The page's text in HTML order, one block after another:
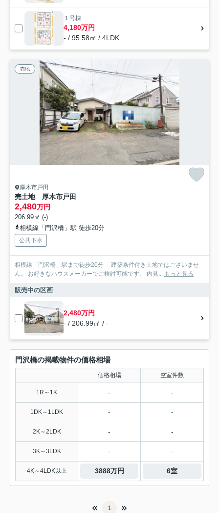
１号棟
4,180万円
- / 95.58㎡ / 4LDK
売地
厚木市戸田
売土地 厚木市戸田
2,480万円
206.99㎡ (-)
相模線「門沢橋」駅 徒歩20分
公共下水
相模線「門沢橋」駅まで徒歩20分 建築条件付き土地ではございませ
ん。 お好きなハウスメーカーでご検討可能です。 内見... もっと見る
販売中の区画
2,480万円
- / 206.99㎡ / -
門沢橋の掲載物件の価格相場
価格相場 空室件数
1R～1K - -
1DK～1LDK - -
2K～2LDK - -
3K～3LDK - -
4K～4LDK以上 3888万円 6室
1